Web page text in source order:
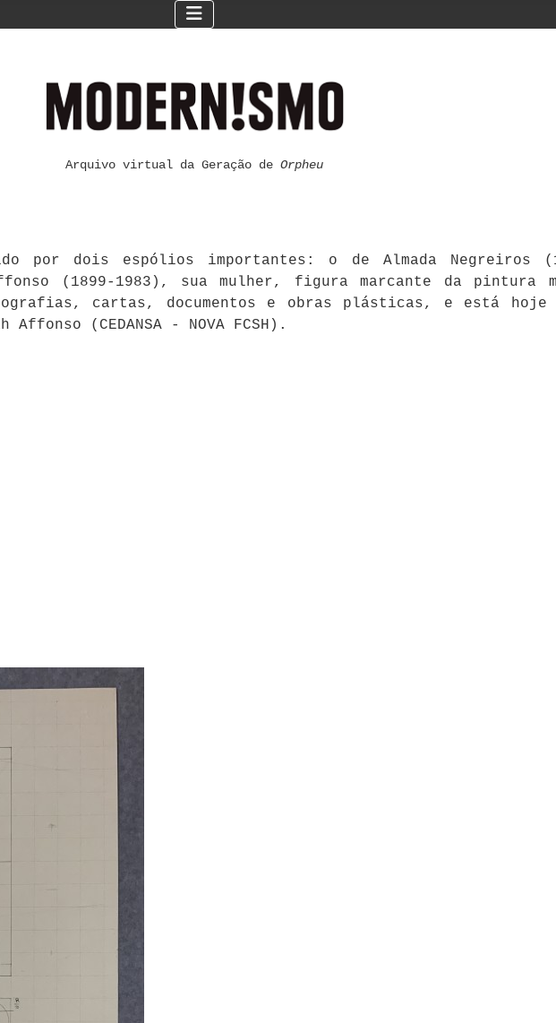
Arquivo virtual da Geração de Orpheu
por dois espólios importantes: o de Almada Negreiros
(1899-1983), sua mulher, figura marcante da pintura
cartas, documentos e obras plásticas, e está hoje
(CEDANSA - NOVA FCSH).